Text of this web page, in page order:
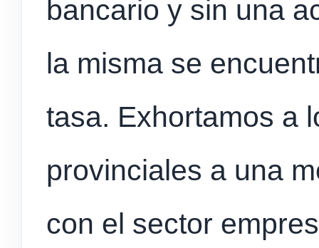
bancario y sin una
la misma se
tasa. Exhortamos a
provinciales a una
con el sector